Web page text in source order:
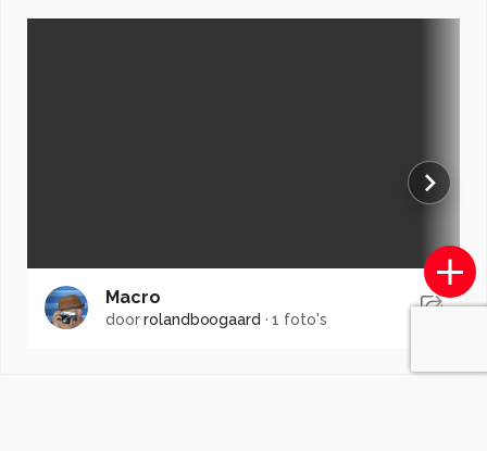
Macro
doorrolandboogaard ·1 foto's